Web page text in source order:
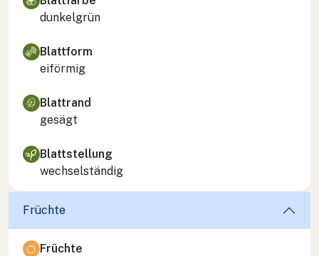
dunkelgrün
Blattform
eiförmig
Blattrand
gesägt
Blattstellung
wechselständig
Früchte
Früchte